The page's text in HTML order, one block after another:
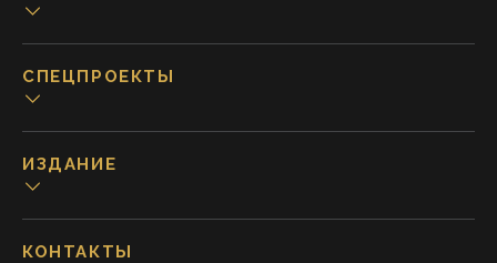
СПЕЦПРОЕКТЫ
ИЗДАНИЕ
КОНТАКТЫ